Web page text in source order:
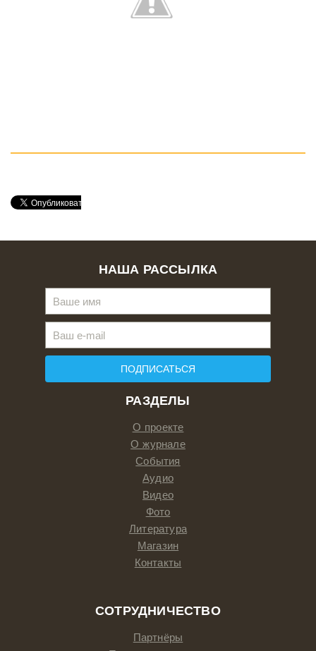
РАЗДЕЛЫ
О проекте
О журнале
События
Аудио
Видео
Фото
Литература
Магазин
Контакты
СОТРУДНИЧЕСТВО
Партнёры
НАША РАССЫЛКА
ПОДПИСАТЬСЯ